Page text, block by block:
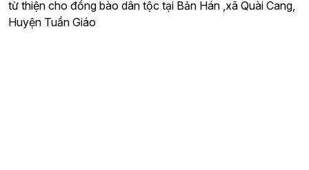
từ thiện cho đồng bào dân tộc tại Bản Hán ,xã Quài Cang,
Huyện Tuần Giáo